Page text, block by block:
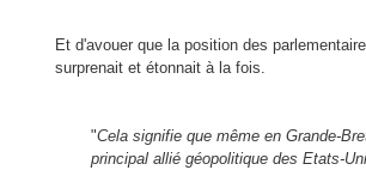
Et d'avouer que la position des
surprenait et étonnait à la fois.
"Cela signifie que même en Grande-
principal allié géopolitique des Etats-